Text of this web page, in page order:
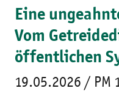
Eine
Vom
öffentlichen
19.05.2026 / PM